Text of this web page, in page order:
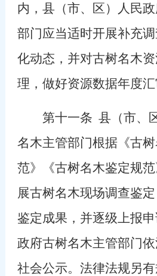
内，县（市、区）人民
部门应当适时开展补充
化动态，并对古树名木
理，做好资源数据年度汇
第十一条 县（市、
名木主管部门根据《古
范》《古树名木鉴定规
展古树名木现场调查鉴
鉴定成果，并逐级上报
政府古树名木主管部门
社会公示。法律法规另